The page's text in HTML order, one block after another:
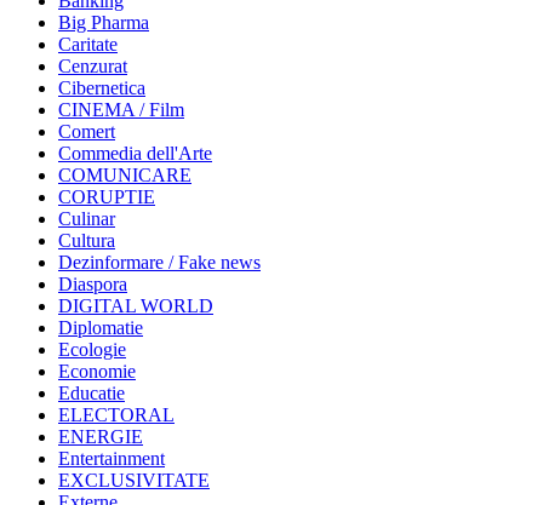
Big Pharma
Caritate
Cenzurat
Cibernetica
CINEMA / Film
Comert
Commedia dell'Arte
COMUNICARE
CORUPTIE
Culinar
Cultura
Dezinformare / Fake news
Diaspora
DIGITAL WORLD
Diplomatie
Ecologie
Economie
Educatie
ELECTORAL
ENERGIE
Entertainment
EXCLUSIVITATE